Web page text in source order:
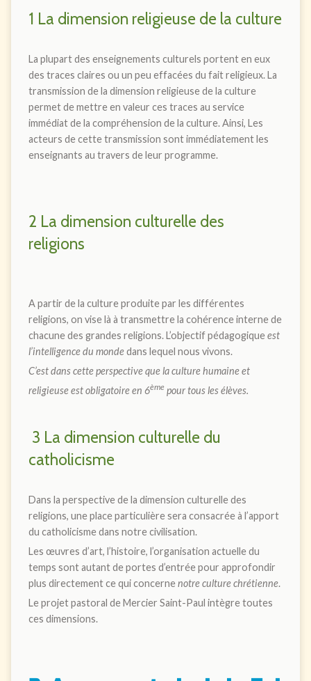
1 La dimension religieuse de la culture
La plupart des enseignements culturels portent en eux
des traces claires ou un peu effacées du fait religieux. La
transmission de la dimension religieuse de la culture
permet de mettre en valeur ces traces au service
immédiat de la compréhension de la culture. Ainsi, Les
acteurs de cette transmission sont immédiatement les
enseignants au travers de leur programme.
2 La dimension culturelle des
religions
A partir de la culture produite par les différentes
religions, on vise là à transmettre la cohérence interne de
chacune des grandes religions. L’objectif pédagogiqueest
l’intelligence du mondedans lequel nous vivons.
C’est dans cette perspective que la culture humaine et
religieuse est obligatoire en 6èmepour tous les élèves.
3 La dimension culturelle du
catholicisme
Dans la perspective de la dimension culturelle des
religions, une place particulière sera consacrée à l’apport
du catholicisme dans notre civilisation.
Les œuvres d’art, l’histoire, l’organisation actuelle du
temps sont autant de portes d’entrée pour approfondir
plus directement ce qui concernenotre culture chrétienne.
Le projet pastoral de Mercier Saint-Paul intègre toutes
ces dimensions.